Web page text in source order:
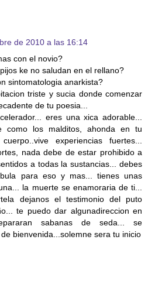
de 2010 a las 16:14
con el novio?
ke no saludan en el rellano?
sintomatologia anarkista?
triste y sucia donde comenzar
de tu poesia...
eres una xica adorable...
como los malditos, ahonda en tu
experiencias fuertes...
nada debe de estar prohibido a
a todas la sustancias... debes
para eso y mas... tienes unas
la muerte se enamoraria de ti...
dejanos el testimonio del puto
te puedo dar algunadireccion en
sabanas de seda... se
bienvenida...solemne sera tu inicio